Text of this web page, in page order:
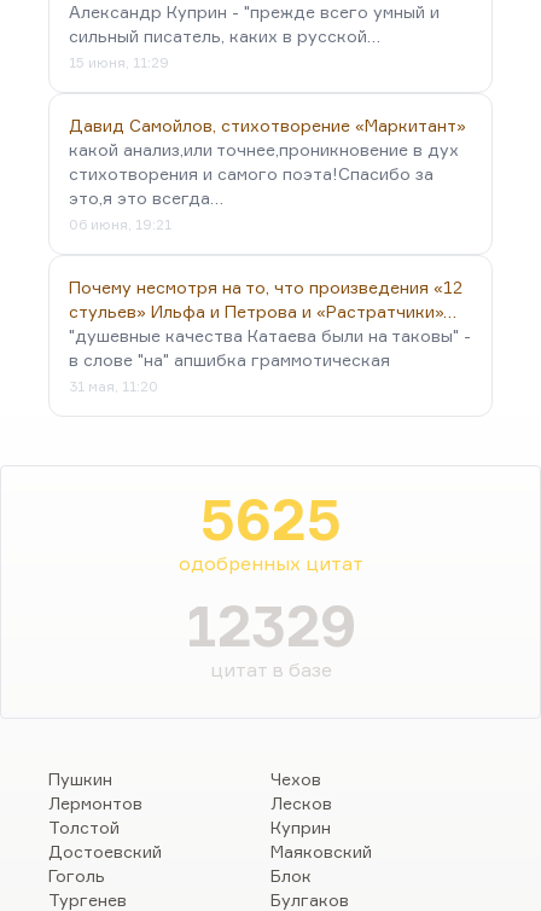
Александр Куприн - "прежде всего умный и
сильный писатель, каких в русской…
15 июня, 11:29
Давид Самойлов, стихотворение «Маркитант»
какой анализ,или точнее,проникновение в дух
стихотворения и самого поэта!Спасибо за
это,я это всегда…
06 июня, 19:21
Почему несмотря на то, что произведения «12
стульев» Ильфа и Петрова и «Растратчики»…
"душевные качества Катаева были на таковы" -
в слове "на" апшибка граммотическая
31 мая, 11:20
5625
одобренных цитат
12329
цитат в базе
Пушкин
Лермонтов
Толстой
Достоевский
Гоголь
Тургенев
Чехов
Лесков
Куприн
Маяковский
Блок
Булгаков